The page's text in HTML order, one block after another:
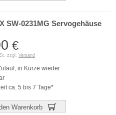
SW-0231MG Servogehäuse
€
zzgl. Versand
in Kürze wieder
ca. 5 bis 7 Tage*
Warenkorb